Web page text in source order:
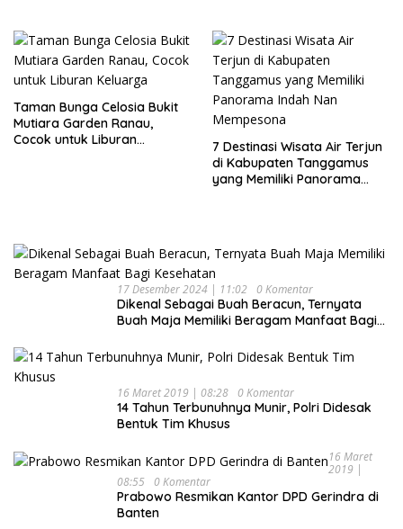
Taman Bunga Celosia Bukit
Mutiara Garden Ranau,
Cocok untuk Liburan
7 Destinasi Wisata Air Terjun
di Kabupaten Tanggamus
yang Memiliki Panorama
17 Desember 2024 | 11:02 0 Komentar
Dikenal Sebagai Buah Beracun, Ternyata
Buah Maja Memiliki Beragam Manfaat Bagi
16 Maret 2019 | 08:28 0 Komentar
14 Tahun Terbunuhnya Munir, Polri Didesak
Bentuk Tim Khusus
16 Maret
2019 |
08:55 0 Komentar
Prabowo Resmikan Kantor DPD Gerindra di
Banten